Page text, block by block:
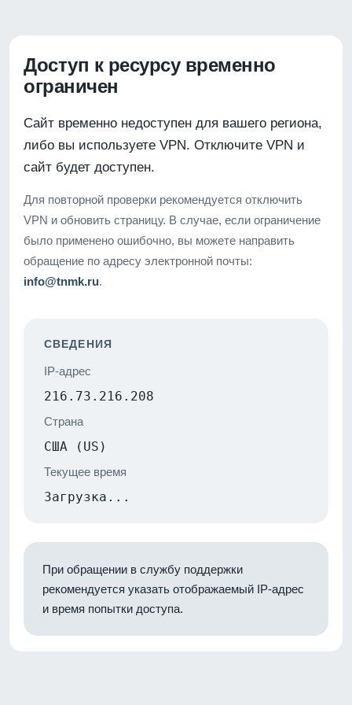
Доступ к ресурсу временно
ограничен
Сайт временно недоступен для вашего региона,
либо вы используете VPN. Отключите VPN и
сайт будет доступен.
Для повторной проверки рекомендуется отключить
VPN и обновить страницу. В случае, если ограничение
было применено ошибочно, вы можете направить
обращение по адресу электронной почты:
info@tnmk.ru.
СВЕДЕНИЯ
IP-адрес
216.73.216.208
Страна
США (US)
Текущее время
Загрузка...
При обращении в службу поддержки
рекомендуется указать отображаемый IP-адрес
и время попытки доступа.